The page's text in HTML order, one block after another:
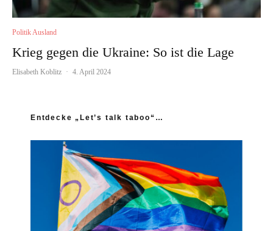
Politik Ausland
Krieg gegen die Ukraine: So ist die Lage
Elisabeth Koblitz · 4. April 2024
Entdecke „Let’s talk taboo“…